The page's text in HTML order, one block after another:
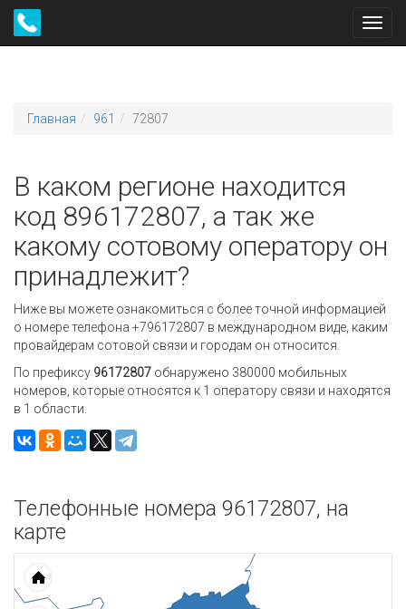
Главная 961 72807
В каком регионе находится
код 896172807, а так же
какому сотовому оператору он
принадлежит?
Ниже вы можете ознакомиться с более точной информацией
о номере телефона +796172807 в международном виде, каким
провайдерам сотовой связи и городам он относится.
По префиксу 96172807 обнаружено 380000 мобильных
номеров, которые относятся к 1 оператору связи и находятся
в 1 области.
Телефонные номера 96172807, на
карте